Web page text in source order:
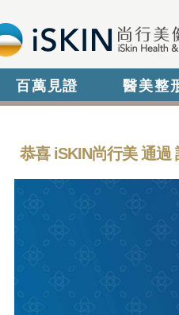
百萬見證 醫美整
恭喜 iSKIN尚行美 通過